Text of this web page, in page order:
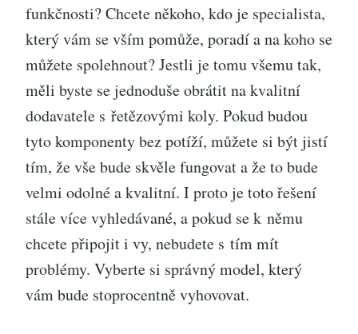
funkčnosti? Chcete někoho, kdo je specialista,
který vám se vším pomůže, poradí a na koho se
můžete spolehnout? Jestli je tomu všemu tak,
měli byste se jednoduše obrátit na kvalitní
dodavatele s řetězovými koly. Pokud budou
tyto komponenty bez potíží, můžete si být jistí
tím, že vše bude skvěle fungovat a že to bude
velmi odolné a kvalitní. I proto je toto řešení
stále více vyhledávané, a pokud se k němu
chcete připojit i vy, nebudete s tím mít
problémy. Vyberte si správný model, který
vám bude stoprocentně vyhovovat.